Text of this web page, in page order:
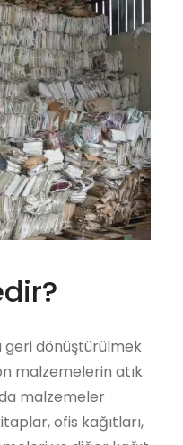
geri dönüştürülmek
malzemelerin atık
malzemeler
ofis kağıtları,